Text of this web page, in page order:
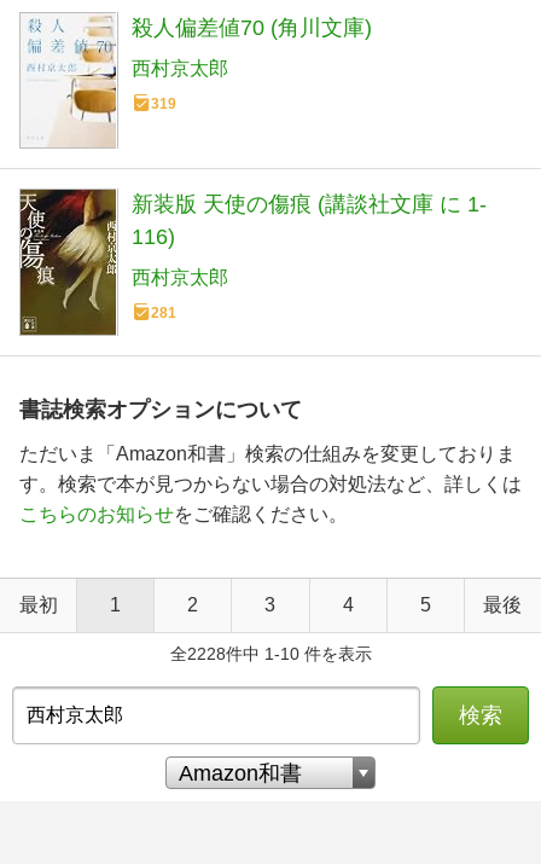
殺人偏差値70 (角川文庫)
西村京太郎
319
新装版 天使の傷痕 (講談社文庫 に 1-
116)
西村京太郎
281
書誌検索オプションについて
ただいま「Amazon和書」検索の仕組みを変更しておりま
す。検索で本が見つからない場合の対処法など、詳しくは
こちらのお知らせをご確認ください。
最初 1 2 3 4 5 最後
全2228件中 1-10 件を表示
検索